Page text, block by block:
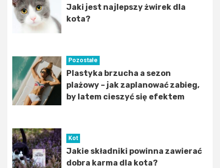
Jaki jest najlepszy żwirek dla
kota?
Pozostałe
Plastyka brzucha a sezon
plażowy – jak zaplanować zabieg,
by latem cieszyć się efektem
Kot
Jakie składniki powinna zawierać
dobra karma dla kota?